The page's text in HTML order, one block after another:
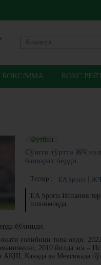
БОКС/ММА БОКС
Футбол
Сўнгги тўртта ЖЧ
башорат берди
Теглар : EA Sports
EA Sports Испания
ишонмоқда.
бўлишди.
ғолибини топа олди.
2010 йилда эса –
Канада ва Мексикада